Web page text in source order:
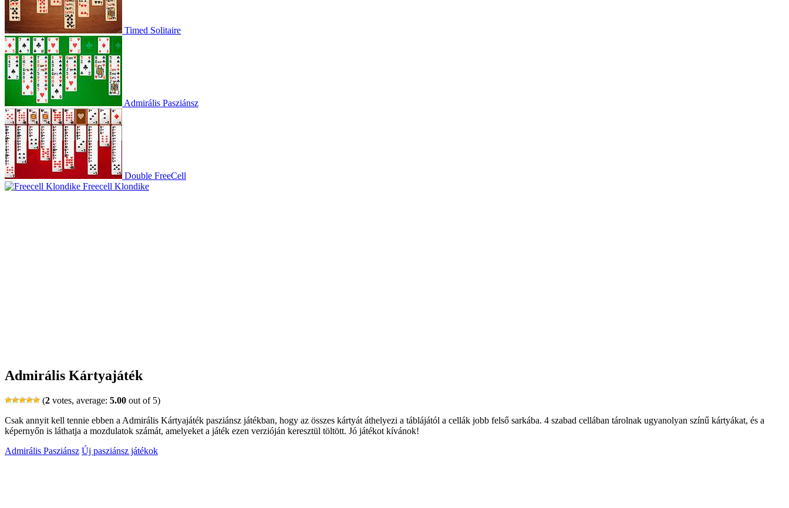
Timed Solitaire
Admirális Pasziánsz
Double FreeCell
Freecell Klondike
Admirális Kártyajáték
(2 votes, average: 5.00 out of 5)
Csak annyit kell tennie ebben a Admirális Kártyajáték pasziánsz játékban, hogy az összes kártyát áthelyezi a táblájától a cellák jobb felső sarkába. 4 szabad cellában tárolnak ugyanolyan színű kártyákat, és a
képernyőn is láthatja a mozdulatok számát, amelyeket a játék ezen verzióján keresztül töltött. Jó játékot kívánok!
Admirális Pasziánsz Új pasziánsz játékok